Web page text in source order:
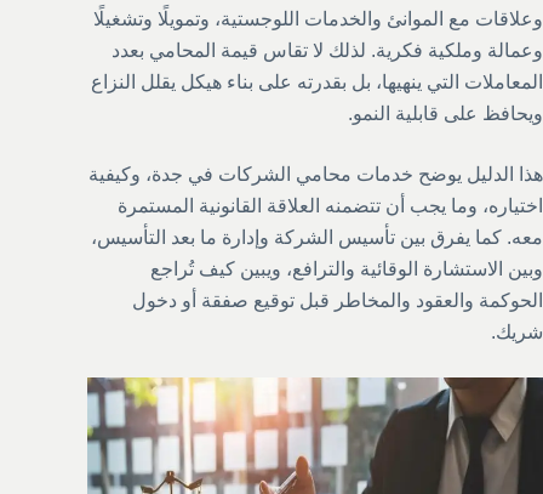
وعلاقات مع الموانئ والخدمات اللوجستية، وتمويلًا وتشغيلًا
وعمالة وملكية فكرية. لذلك لا تقاس قيمة المحامي بعدد
المعاملات التي ينهيها، بل بقدرته على بناء هيكل يقلل النزاع
ويحافظ على قابلية النمو.
هذا الدليل يوضح خدمات محامي الشركات في جدة، وكيفية
اختياره، وما يجب أن تتضمنه العلاقة القانونية المستمرة
معه. كما يفرق بين تأسيس الشركة وإدارة ما بعد التأسيس،
وبين الاستشارة الوقائية والترافع، ويبين كيف تُراجع
الحوكمة والعقود والمخاطر قبل توقيع صفقة أو دخول
شريك.